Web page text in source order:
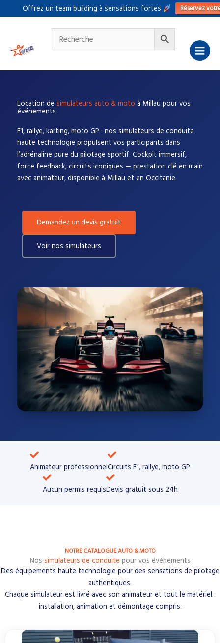
Offrez un team building à sensations fortes Réservez
au
Location de simulateurs auto & moto à Millau pour vos
événements
F1, rallye, karting, moto GP : nos simulateurs de conduite
haute technologie propulsent vos participants dans
l’adrénaline pure du pilotage sportif. Cockpit immersif,
force feedback, circuits iconiques — prestation clé en main
avec animateur, disponible à Millau et en Occitanie.
Demandez un devis gratuit
Voir nos simulateurs
Animateur professionnelCircuits F1, rallye, moto GP​
Aucun permis requisDevis gratuit sous 24h
NOTRE CATALOGUE AUTO & MOTO
Nos simulateurs de conduite pour vos événements
Des équipements haute technologie pour des sensations de pilotage
authentiques.
Chaque simulateur est livré avec son animateur et tout le matériel :
installation, animation et démontage compris.